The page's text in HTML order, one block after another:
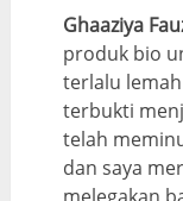
Ghaaziya
produk bio
terlalu
terbukti
telah
dan saya